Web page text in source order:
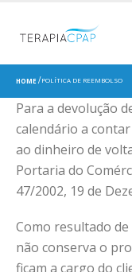
HOME POLÍTICA DE REEMBOLSO
Para a devolução
calendário a
ao dinheiro de
Portaria do
47/2002, 19 de
Como resultado
não conserva o
ficam a cargo do